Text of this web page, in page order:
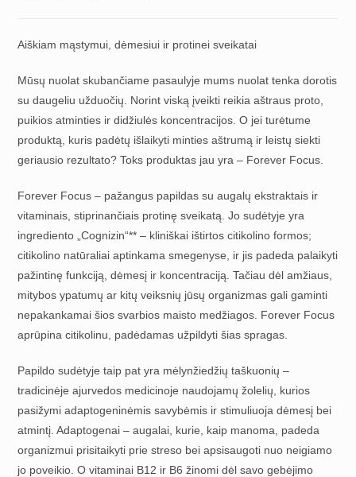
Aiškiam mąstymui, dėmesiui ir protinei sveikatai
Mūsų nuolat skubančiame pasaulyje mums nuolat tenka dorotis
su daugeliu užduočių. Norint viską įveikti reikia aštraus proto,
puikios atminties ir didžiulės koncentracijos. O jei turėtume
produktą, kuris padėtų išlaikyti minties aštrumą ir leistų siekti
geriausio rezultato? Toks produktas jau yra – Forever Focus.
Forever Focus – pažangus papildas su augalų ekstraktais ir
vitaminais, stiprinančiais protinę sveikatą. Jo sudėtyje yra
ingrediento „Cognizin“** – kliniškai ištirtos citikolino formos;
citikolino natūraliai aptinkama smegenyse, ir jis padeda palaikyti
pažintinę funkciją, dėmesį ir koncentraciją. Tačiau dėl amžiaus,
mitybos ypatumų ar kitų veiksnių jūsų organizmas gali gaminti
nepakankamai šios svarbios maisto medžiagos. Forever Focus
aprūpina citikolinu, padėdamas užpildyti šias spragas.
Papildo sudėtyje taip pat yra mėlynžiedžių taškuonių –
tradicinėje ajurvedos medicinoje naudojamų žolelių, kurios
pasižymi adaptogeninėmis savybėmis ir stimuliuoja dėmesį bei
atmintį. Adaptogenai – augalai, kurie, kaip manoma, padeda
organizmui prisitaikyti prie streso bei apsisaugoti nuo neigiamo
jo poveikio. O vitaminai B12 ir B6 žinomi dėl savo gebėjimo